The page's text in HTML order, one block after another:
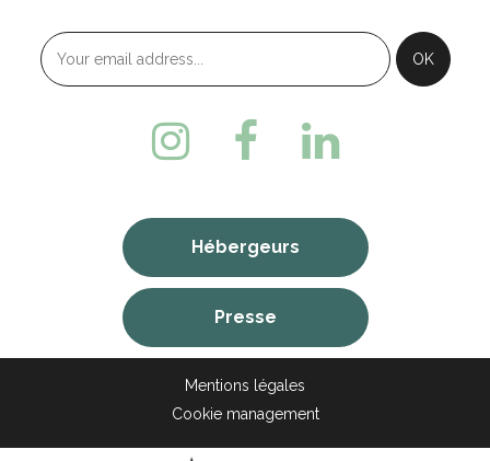
Hébergeurs
Presse
Mentions légales
Cookie management